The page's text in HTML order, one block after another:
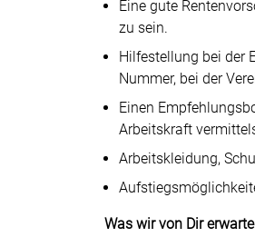
Eine gute
zu sein.
Hilfestellung bei der
Nummer, bei der
Einen
Arbeitskraft
Arbeitskleidung,
Was wir von Dir